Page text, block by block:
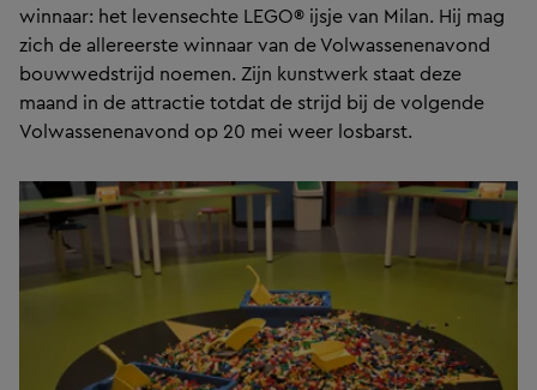
winnaar: het levensechte LEGO® ijsje van Milan. Hij mag
zich de allereerste winnaar van de Volwassenenavond
bouwwedstrijd noemen. Zijn kunstwerk staat deze
maand in de attractie totdat de strijd bij de volgende
Volwassenenavond op 20 mei weer losbarst.